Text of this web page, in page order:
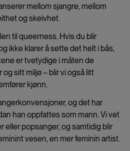
mellom sjangre, mellom
og skeivhet.
til queerness. Hvis du blir
ikke klarer å sette det helt i bås,
er tvetydige i måten de
sitt miljø – blir vi også litt
kjønn.
og det har
han oppfattes som mann. Vi vet
eller popsanger, og samtidig blir
vesen, en mer feminin artist.